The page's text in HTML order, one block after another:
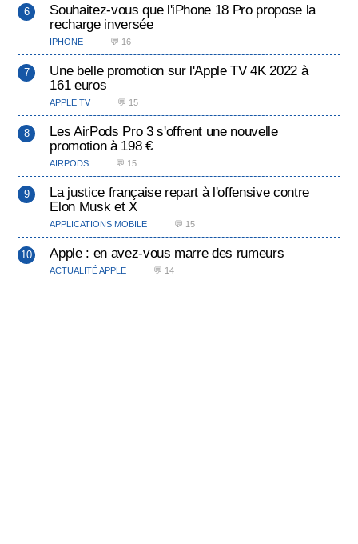
Souhaitez-vous que l'iPhone 18 Pro propose la
recharge inversée
IPHONE 💬 16
Une belle promotion sur l'Apple TV 4K 2022 à
161 euros
APPLE TV 💬 15
Les AirPods Pro 3 s'offrent une nouvelle
promotion à 198 €
AIRPODS 💬 15
La justice française repart à l'offensive contre
Elon Musk et X
APPLICATIONS MOBILE 💬 15
Apple : en avez-vous marre des rumeurs
ACTUALITÉ APPLE 💬 14